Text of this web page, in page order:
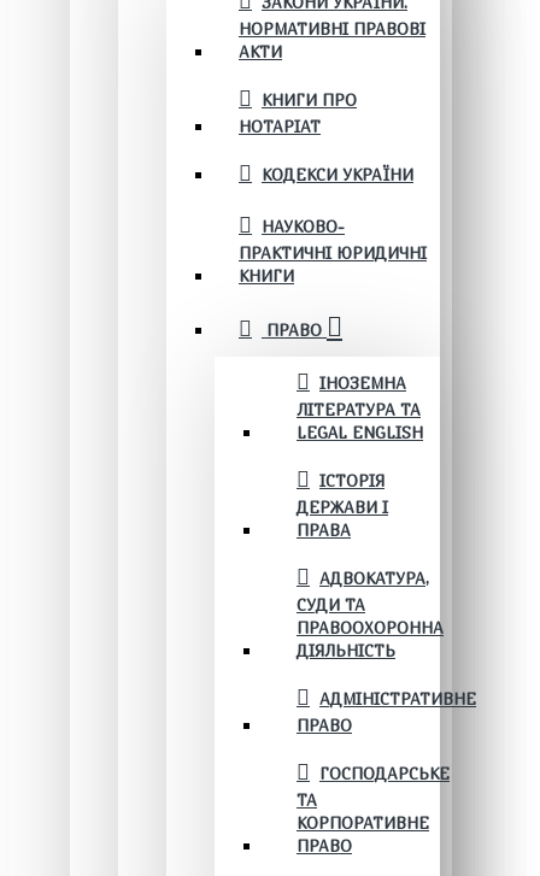
НОРМАТИВНІ ПРАВОВІ
АКТИ
КНИГИ ПРО
НОТАРІАТ
КОДЕКСИ УКРАЇНИ
НАУКОВО-
ПРАКТИЧНІ ЮРИДИЧНІ
КНИГИ
ПРАВО
ІНОЗЕМНА
ЛІТЕРАТУРА ТА
LEGAL ENGLISH
ІСТОРІЯ
ДЕРЖАВИ І
ПРАВА
АДВОКАТУРА,
СУДИ ТА
ПРАВООХОРОННА
ДІЯЛЬНІСТЬ
АДМІНІСТРАТИВНЕ
ПРАВО
ГОСПОДАРСЬКЕ
ТА
КОРПОРАТИВНЕ
ПРАВО